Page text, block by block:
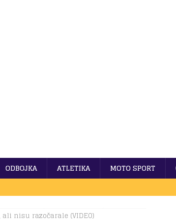
ODBOJKA ATLETIKA MOTO SPORT
nisu razočarale (VIDEO)